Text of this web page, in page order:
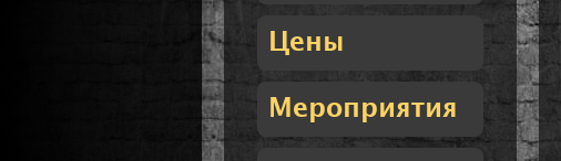
Цены
Мероприятия